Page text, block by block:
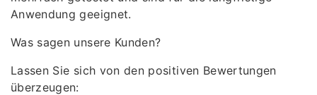
Anwendung geeignet.
Was sagen unsere Kunden?
Lassen Sie sich von den positiven Bewertungen
überzeugen: